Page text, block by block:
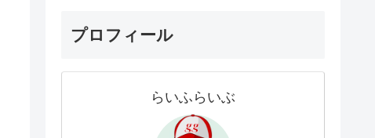
プロフィール
らいふらいぶ